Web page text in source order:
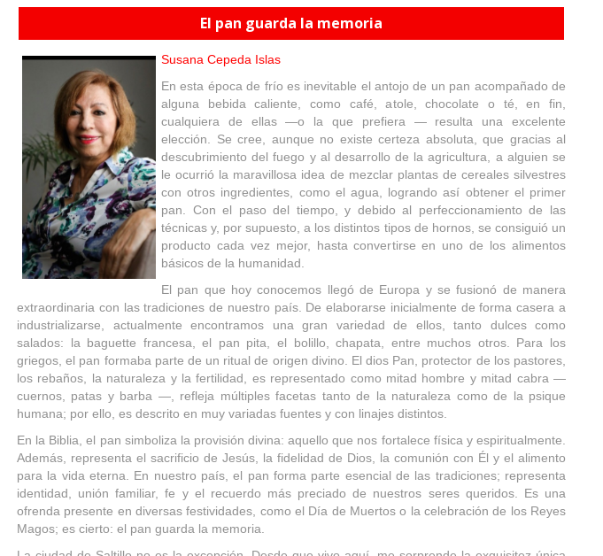
El pan guarda la memoria
Susana Cepeda Islas
En esta época de frío es inevitable el antojo de un pan acompañado de
alguna bebida caliente, como café, atole, chocolate o té, en fin,
cualquiera de ellas —o la que prefiera — resulta una excelente
elección. Se cree, aunque no existe certeza absoluta, que gracias al
descubrimiento del fuego y al desarrollo de la agricultura, a alguien se
le ocurrió la maravillosa idea de mezclar plantas de cereales silvestres
con otros ingredientes, como el agua, logrando así obtener el primer
pan. Con el paso del tiempo, y debido al perfeccionamiento de las
técnicas y, por supuesto, a los distintos tipos de hornos, se consiguió un
producto cada vez mejor, hasta convertirse en uno de los alimentos
básicos de la humanidad.
El pan que hoy conocemos llegó de Europa y se fusionó de manera
extraordinaria con las tradiciones de nuestro país. De elaborarse inicialmente de forma casera a
industrializarse, actualmente encontramos una gran variedad de ellos, tanto dulces como
salados: la baguette francesa, el pan pita, el bolillo, chapata, entre muchos otros. Para los
griegos, el pan formaba parte de un ritual de origen divino. El dios Pan, protector de los pastores,
los rebaños, la naturaleza y la fertilidad, es representado como mitad hombre y mitad cabra —
cuernos, patas y barba —, refleja múltiples facetas tanto de la naturaleza como de la psique
humana; por ello, es descrito en muy variadas fuentes y con linajes distintos.
En la Biblia, el pan simboliza la provisión divina: aquello que nos fortalece física y espiritualmente.
Además, representa el sacrificio de Jesús, la fidelidad de Dios, la comunión con Él y el alimento
para la vida eterna. En nuestro país, el pan forma parte esencial de las tradiciones; representa
identidad, unión familiar, fe y el recuerdo más preciado de nuestros seres queridos. Es una
ofrenda presente en diversas festividades, como el Día de Muertos o la celebración de los Reyes
Magos; es cierto: el pan guarda la memoria.